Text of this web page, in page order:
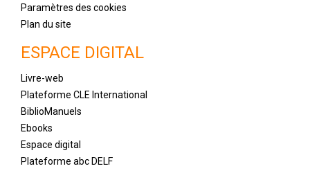
Paramètres des cookies
Plan du site
ESPACE DIGITAL
Livre-web
Plateforme CLE International
BiblioManuels
Ebooks
Espace digital
Plateforme abc DELF